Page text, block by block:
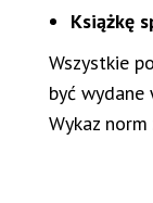
Książkę
Wszystkie
być wydane
Wykaz